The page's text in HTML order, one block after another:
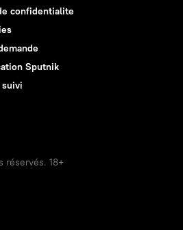
confidentialite
Sputnik
réservés. 18+